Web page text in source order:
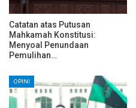
Catatan atas Putusan
Mahkamah Konstitusi:
Menyoal Penundaan
Pemulihan…
OPINI